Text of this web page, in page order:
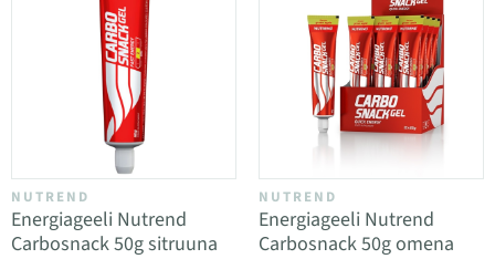
NUTREND
Energiageeli Nutrend
Carbosnack 50g sitruuna
NUTREND
Energiageeli Nutrend
Carbosnack 50g omena